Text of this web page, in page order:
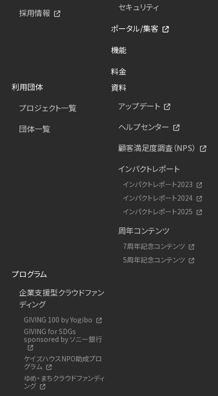
採用情報
セキュリティ
ポータル/集客
機能
料金
利用団体
プロジェクト一覧
団体一覧
資料
アップデート
ヘルプセンター
顧客満足度調査（NPS）
インパクトレポート
インパクトレポート2023
インパクトレポート2024
インパクトレポート2025
周年コンテンツ
7周年記念コンテンツ
5周年記念コンテンツ
プログラム
企業支援型クラウドファン
ディング
GIVING 100 by Yogibo
GIVING for SDGs
sponsored by ソニー銀行
ケイズハウスNPO助成プロ
グラム
ゆめ・まちクラウドファンディ
ング